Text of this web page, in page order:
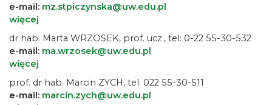
e-mail: mz.stpiczynska@uw.edu.pl
więcej
dr hab. Marta WRZOSEK, prof. ucz., tel: 0-22 55-30-532
e-mail: ma.wrzosek@uw.edu.pl
więcej
prof. dr hab. Marcin ZYCH, tel: 022 55-30-511
e-mail: marcin.zych@uw.edu.pl